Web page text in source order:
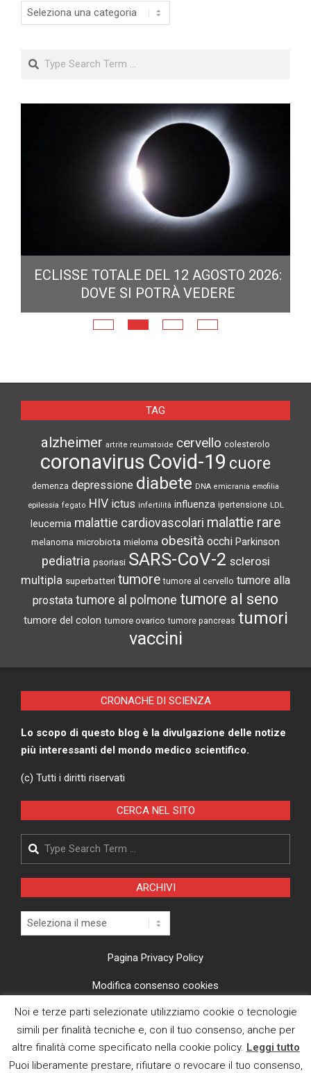
Categorie
Search
ECLISSE TOTALE DEL 12 AGOSTO 2026:
DOVE SI POTRÀ VEDERE
TAG
alzheimer artrite reumatoide cervello colesterolo
coronavirus Covid-19 cuore
demenza depressione diabete DNA emicrania emofilia
epilessia fegato HIV ictus infertilità influenza ipertensione LDL
leucemia malattie cardiovascolari malattie rare
melanoma microbiota mieloma obesità occhi Parkinson
pediatria psoriasi SARS-CoV-2 sclerosi
multipla superbatteri tumore tumore al cervello tumore alla
prostata tumore al polmone tumore al seno
tumore del colon tumore ovarico tumore pancreas tumori
vaccini
CRONACHE DI SCIENZA
Lo scopo di questo blog è la divulgazione delle notize
più interessanti del mondo medico scientifico.
(c) Tutti i diritti riservati
CERCA NEL SITO
Search
ARCHIVI
Archivi
Pagina Privacy Policy
Modifica consenso cookies
CI TROVI ANCHE SU
Noi e terze parti selezionate utilizziamo cookie o tecnologie
simili per finalità tecniche e, con il tuo consenso, anche per
altre finalità come specificato nella cookie policy. Leggi tutto
Puoi liberamente prestare, rifiutare o revocare il tuo consenso,